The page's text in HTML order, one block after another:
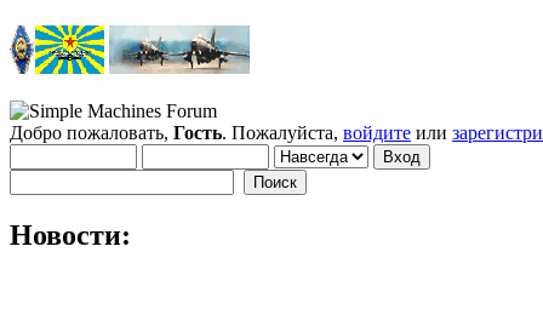
Добро пожаловать, Гость. Пожалуйста, войдите или
Новости: